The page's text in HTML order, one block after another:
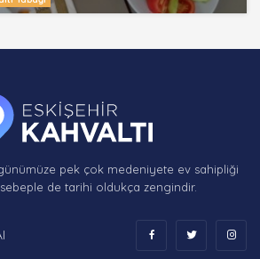
pek çok medeniyete ev sahipliği
sebeple de tarihi oldukça zengindir.